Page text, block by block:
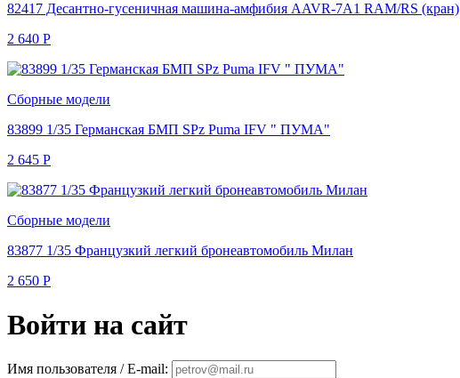
82417 Десантно-гусеничная машина-амфибия AAVR-7A1 RAM/RS (кран)
2 640 Р
Сборные модели
83899 1/35 Германская БМП SPz Puma IFV " ПУМА"
2 645 Р
Сборные модели
83877 1/35 Французкий легкий бронеавтомобиль Милан
2 650 Р
Войти на сайт
Имя пользователя / E-mail: